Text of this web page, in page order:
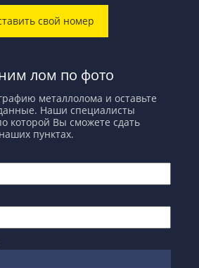
свой номер
лом по фото
металлолома и оставьте
Наши специалисты
которой Вы сможете сдать
пунктах.